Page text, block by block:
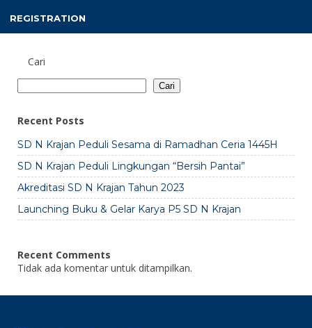
REGISTRATION
Cari
Cari
Recent Posts
SD N Krajan Peduli Sesama di Ramadhan Ceria 1445H
SD N Krajan Peduli Lingkungan “Bersih Pantai”
Akreditasi SD N Krajan Tahun 2023
Launching Buku & Gelar Karya P5 SD N Krajan
Recent Comments
Tidak ada komentar untuk ditampilkan.